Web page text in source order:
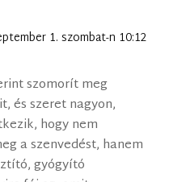
1. szombat-n 10:12
szomorít meg
és szeret nagyon,
hogy nem
a szenvedést, hanem
gyógyító